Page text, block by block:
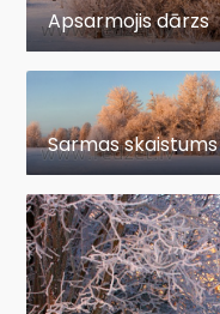
Apsarmojis dārzs
Sarmas skaistums